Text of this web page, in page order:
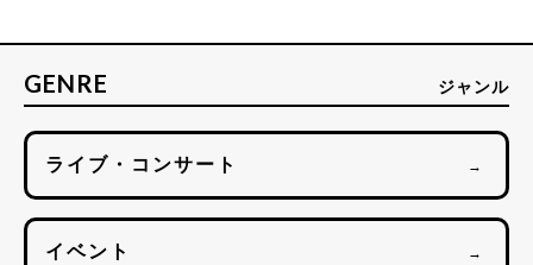
GENRE ジャンル
ライブ・コンサート →
イベント →